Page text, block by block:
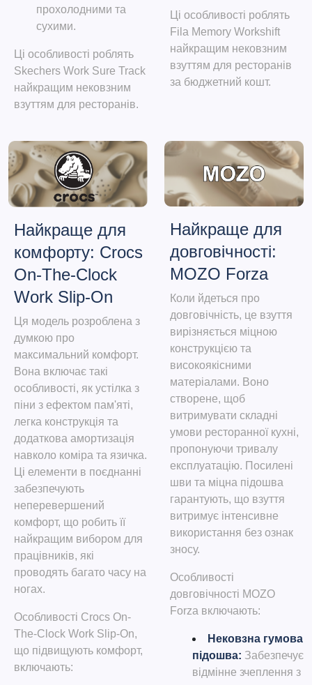
прохолодними та
сухими.
Ці особливості роблять
Skechers Work Sure Track
найкращим нековзним
взуттям для ресторанів.
Ці особливості роблять
Fila Memory Workshift
найкращим нековзним
взуттям для ресторанів
за бюджетний кошт.
Найкраще для
комфорту: Crocs
On-The-Clock
Work Slip-On
Ця модель розроблена з
думкою про
максимальний комфорт.
Вона включає такі
особливості, як устілка з
піни з ефектом пам'яті,
легка конструкція та
додаткова амортизація
навколо коміра та язичка.
Ці елементи в поєднанні
забезпечують
неперевершений
комфорт, що робить її
найкращим вибором для
працівників, які
проводять багато часу на
ногах.
Особливості Crocs On-
The-Clock Work Slip-On,
що підвищують комфорт,
включають:
Найкраще для
довговічності:
MOZO Forza
Коли йдеться про
довговічність, це взуття
вирізняється міцною
конструкцією та
високоякісними
матеріалами. Воно
створене, щоб
витримувати складні
умови ресторанної кухні,
пропонуючи тривалу
експлуатацію. Посилені
шви та міцна підошва
гарантують, що взуття
витримує інтенсивне
використання без ознак
зносу.
Особливості
довговічності MOZO
Forza включають:
Нековзна гумова
підошва: Забезпечує
відмінне зчеплення з